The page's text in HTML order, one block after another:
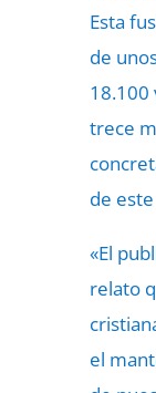
Esta
de
18.100
trece
de
«El
relato
el